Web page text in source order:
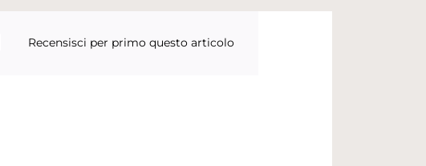
Recensisci per primo questo articolo